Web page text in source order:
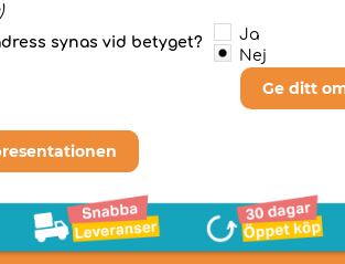
synas vid betyget?
Ja
Nej
Ge ditt